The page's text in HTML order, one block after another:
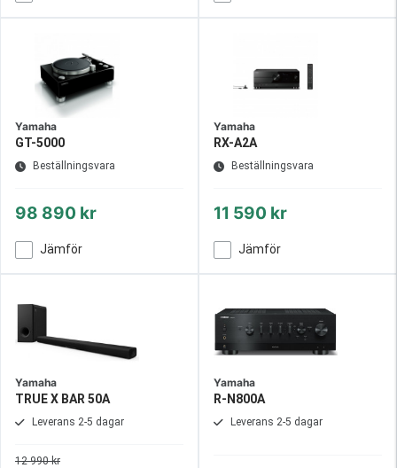
Yamaha
GT-5000
Beställningsvara
98 890 kr
Jämför
Yamaha
RX-A2A
Beställningsvara
11 590 kr
Jämför
Yamaha
TRUE X BAR 50A
Leverans 2-5 dagar
12 990 kr
Yamaha
R-N800A
Leverans 2-5 dagar